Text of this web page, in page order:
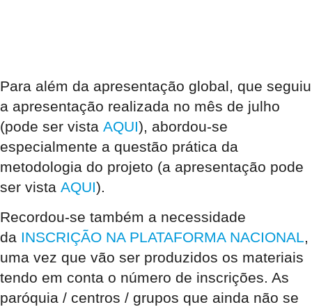
Para além da apresentação global, que seguiu
a apresentação realizada no mês de julho
(pode ser vista AQUI), abordou-se
especialmente a questão prática da
metodologia do projeto (a apresentação pode
ser vista AQUI).
Recordou-se também a necessidade
da INSCRIÇÃO NA PLATAFORMA NACIONAL,
uma vez que vão ser produzidos os materiais
tendo em conta o número de inscrições. As
paróquia / centros / grupos que ainda não se